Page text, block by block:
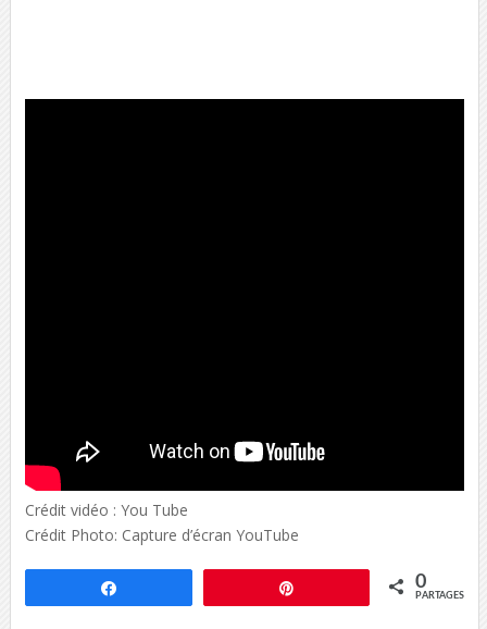
Crédit vidéo : You Tube
Crédit Photo: Capture d’écran YouTube
0
PARTAGES